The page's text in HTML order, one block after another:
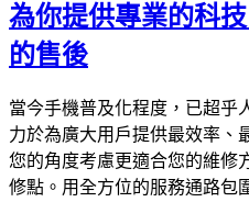
為你提供專業的科
的售後
當今手機普及化程度，已超乎
力於為廣大用戶提供最效率、
您的角度考慮更適合您的維修
修點。用全方位的服務通路包